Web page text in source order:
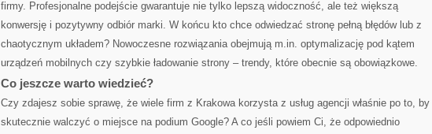
firmy. Profesjonalne podejście gwarantuje nie tylko lepszą widoczność, ale też większą
konwersję i pozytywny odbiór marki. W końcu kto chce odwiedzać stronę pełną błędów lub z
chaotycznym układem? Nowoczesne rozwiązania obejmują m.in. optymalizację pod kątem
urządzeń mobilnych czy szybkie ładowanie strony – trendy, które obecnie są obowiązkowe.
Co jeszcze warto wiedzieć?
Czy zdajesz sobie sprawę, że wiele firm z Krakowa korzysta z usług agencji właśnie po to, by
skutecznie walczyć o miejsce na podium Google? A co jeśli powiem Ci, że odpowiednio